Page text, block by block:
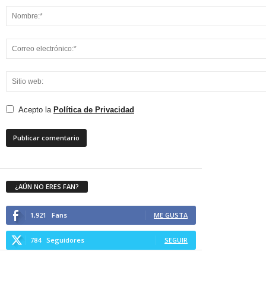
Acepto la Política de Privacidad
¿AÚN NO ERES FAN?
1,921 Fans ME GUSTA
784 Seguidores SEGUIR